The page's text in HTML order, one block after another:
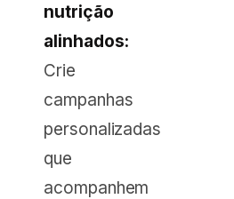
nutrição
alinhados:
Crie
campanhas
personalizadas
que
acompanhem